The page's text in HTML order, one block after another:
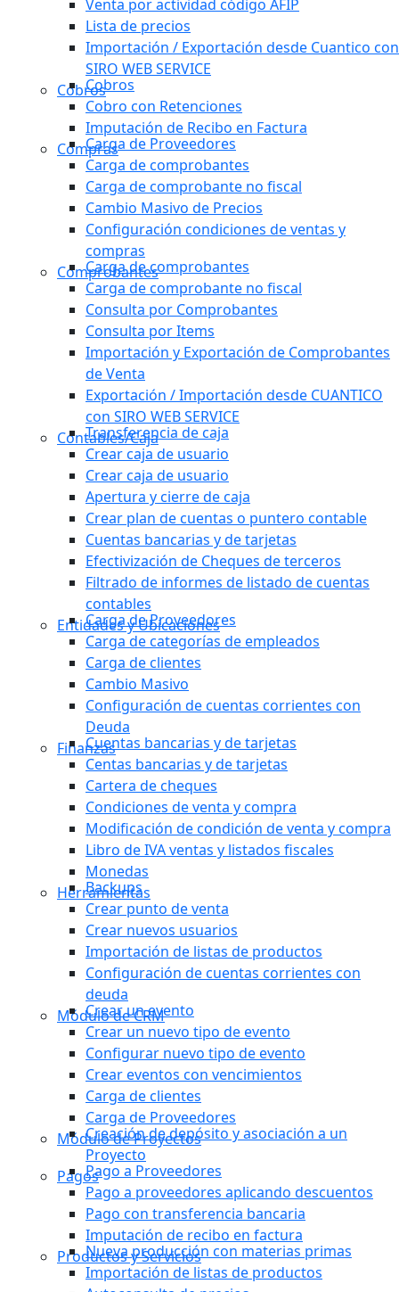
Venta por actividad código AFIP
Lista de precios
Importación / Exportación desde Cuantico con
SIRO WEB SERVICE
CobrosCobros
Cobro con Retenciones
Imputación de Recibo en Factura
Compras
Carga de Proveedores
Carga de comprobantes
Carga de comprobante no fiscal
Cambio Masivo de Precios
Configuración condiciones de ventas y
compras
Comprobantes
Carga de comprobantes
Carga de comprobante no fiscal
Consulta por Comprobantes
Consulta por Items
Importación y Exportación de Comprobantes
de Venta
Exportación / Importación desde CUANTICO
con SIRO WEB SERVICE
Contables/Caja
Transferencia de caja
Crear caja de usuario
Crear caja de usuario
Apertura y cierre de caja
Crear plan de cuentas o puntero contable
Cuentas bancarias y de tarjetas
Efectivización de Cheques de terceros
Filtrado de informes de listado de cuentas
contables
Entidades y Ubicaciones
Carga de Proveedores
Carga de categorías de empleados
Carga de clientes
Cambio Masivo
Configuración de cuentas corrientes con
Deuda
FinanzasCuentas bancarias y de tarjetas
Centas bancarias y de tarjetas
Cartera de cheques
Condiciones de venta y compra
Modificación de condición de venta y compra
Libro de IVA ventas y listados fiscales
Monedas
Herramientas
Backups
Crear punto de venta
Crear nuevos usuarios
Importación de listas de productos
Configuración de cuentas corrientes con
deuda
Módulo de CRM
Crear un evento
Crear un nuevo tipo de evento
Configurar nuevo tipo de evento
Crear eventos con vencimientos
Carga de clientes
Carga de Proveedores
Módulo de Proyectos
Creación de depósito y asociación a un
Proyecto
PagosPago a Proveedores
Pago a proveedores aplicando descuentos
Pago con transferencia bancaria
Imputación de recibo en factura
Productos y Servicios
Nueva producción con materias primas
Importación de listas de productos